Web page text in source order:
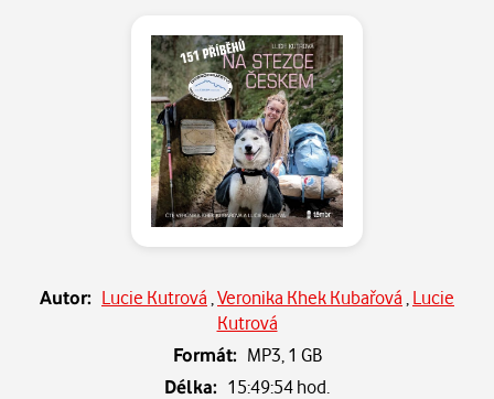
Autor: Lucie Kutrová Veronika Khek Kubařová Lucie
Kutrová
Formát: MP3, 1 GB
Délka: 15:49:54 hod.